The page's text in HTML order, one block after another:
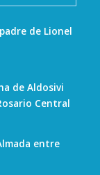
de Lionel
de Aldosivi
Central
entre